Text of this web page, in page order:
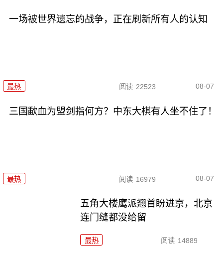
一场被世界遗忘的战争，正在刷新所有人的认知
最热 阅读 22523 08-07
三国歃血为盟剑指何方？中东大棋有人坐不住了！
最热 阅读 16979 08-07
五角大楼鹰派翘首盼进京，北京
连门缝都没给留
最热 阅读 14889